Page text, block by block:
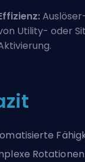
Utility- oder